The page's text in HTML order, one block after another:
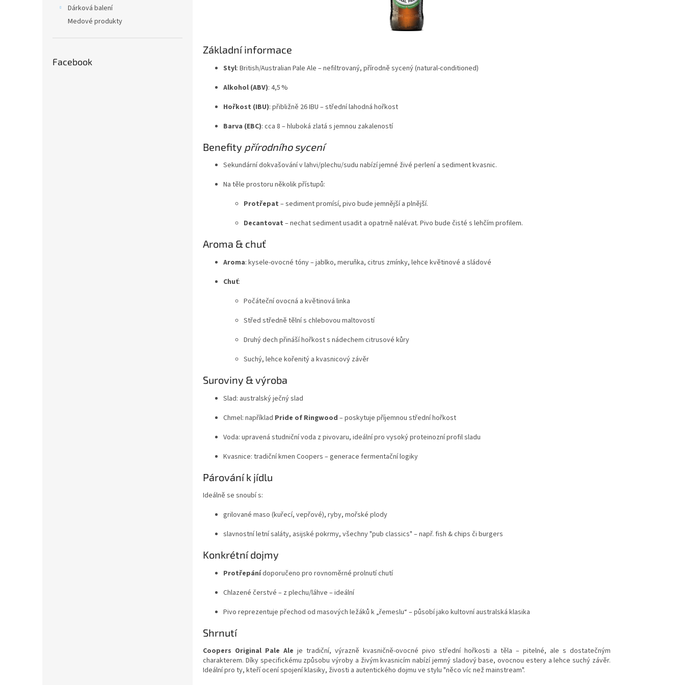
Dárková balení
Medové produkty
Facebook
Základní informace
Styl: British/Australian Pale Ale – nefiltrovaný, přírodně sycený (natural-conditioned)
Alkohol (ABV): 4,5 %
Hořkost (IBU): přibližně 26 IBU – střední lahodná hořkost
Barva (EBC): cca 8 – hluboká zlatá s jemnou zakaleností
Benefity přírodního sycení
Sekundární dokvašování v lahvi/plechu/sudu nabízí jemné živé perlení a sediment kvasnic.
Na těle prostoru několik přístupů:
Protřepat – sediment promísí, pivo bude jemnější a plnější.
Decantovat – nechat sediment usadit a opatrně nalévat. Pivo bude čisté s lehčím profilem.
Aroma & chuť
Aroma: kysele‑ovocné tóny – jablko, meruňka, citrus zmínky, lehce květinové a sládové
Chuť:
Počáteční ovocná a květinová linka
Střed středně tělní s chlebovou maltovostí
Druhý dech přináší hořkost s nádechem citrusové kůry
Suchý, lehce kořenitý a kvasnicový závěr
Suroviny & výroba
Slad: australský ječný slad
Chmel: například Pride of Ringwood – poskytuje příjemnou střední hořkost
Voda: upravená studniční voda z pivovaru, ideální pro vysoký proteinozní profil sladu
Kvasnice: tradiční kmen Coopers – generace fermentační logiky
Párování k jídlu
Ideálně se snoubí s:
grilované maso (kuřecí, vepřové), ryby, mořské plody
slavnostní letní saláty, asijské pokrmy, všechny "pub classics" – např. fish & chips či burgers
Konkrétní dojmy
Protřepánídoporučeno pro rovnoměrné prolnutí chutí
Chlazené čerstvé – z plechu/láhve – ideální
Pivo reprezentuje přechod od masových ležáků k „řemeslu“ – působí jako kultovní australská klasika
Shrnutí
Coopers Original Pale Ale je tradiční, výrazně kvasničně-ovocné pivo střední hořkosti a těla – pitelné, ale s dostatečným
charakterem. Díky specifickému způsobu výroby a živým kvasnicím nabízí jemný sladový base, ovocnou estery a lehce suchý závěr.
Ideální pro ty, kteří ocení spojení klasiky, živosti a autentického dojmu ve stylu "něco víc než mainstream".